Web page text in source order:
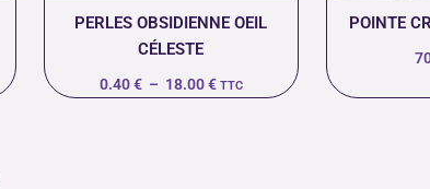
PERLES OBSIDIENNE OEIL
CÉLESTE
0.40€ – 18.00€ TTC
POINTE